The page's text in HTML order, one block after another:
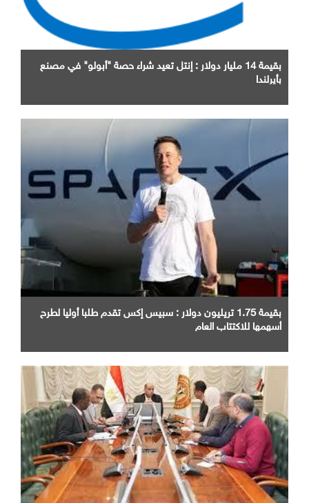
بقيمة 14 مليار دولار : إنتل تعيد شراء حصة "أبولو" في مصنع
بأيرلندا
بقيمة 1.75 تريليون دولار : سبيس إكس تقدم طلبا أوليا لطرح
أسهمها للاكتتاب العام